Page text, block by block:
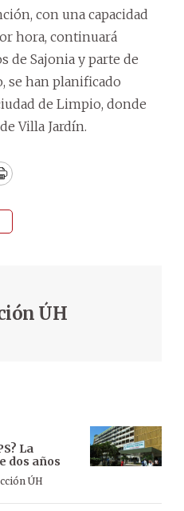
con una capacidad
hora, continuará
de Sajonia y parte de
se han planificado
de Limpio, donde
Villa Jardín.
Print
ÚH
La
dos años
ÚH